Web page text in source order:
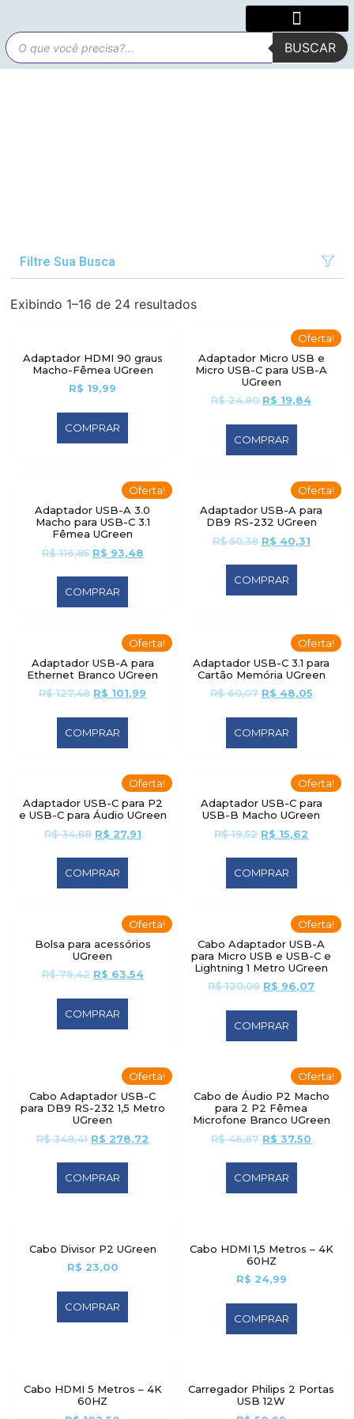
BUSCAR
Filtre Sua Busca
Exibindo 1–16 de 24 resultados
Adaptador HDMI 90 graus
Macho-Fêmea UGreen
R$ 19,99
COMPRAR
Oferta!
Adaptador Micro USB e
Micro USB-C para USB-A
UGreen
R$24,80 R$ 19,84
COMPRAR
Oferta!
Adaptador USB-A 3.0
Macho para USB-C 3.1
Fêmea UGreen
R$116,85 R$ 93,48
COMPRAR
Oferta!
Adaptador USB-A para
DB9 RS-232 UGreen
R$50,38 R$ 40,31
COMPRAR
Oferta!
Adaptador USB-A para
Ethernet Branco UGreen
R$127,48 R$ 101,99
COMPRAR
Oferta!
Adaptador USB-C 3.1 para
Cartão Memória UGreen
R$60,07 R$ 48,05
COMPRAR
Oferta!
Adaptador USB-C para P2
e USB-C para Áudio UGreen
R$34,88 R$ 27,91
COMPRAR
Oferta!
Adaptador USB-C para
USB-B Macho UGreen
R$19,52 R$ 15,62
COMPRAR
Oferta!
Bolsa para acessórios
UGreen
R$79,42 R$ 63,54
COMPRAR
Oferta!
Cabo Adaptador USB-A
para Micro USB e USB-C e
Lightning 1 Metro UGreen
R$120,09 R$ 96,07
COMPRAR
Oferta!
Cabo Adaptador USB-C
para DB9 RS-232 1,5 Metro
UGreen
R$348,41 R$ 278,72
COMPRAR
Oferta!
Cabo de Áudio P2 Macho
para 2 P2 Fêmea
Microfone Branco UGreen
R$46,87 R$ 37,50
COMPRAR
Cabo Divisor P2 UGreen
R$ 23,00
COMPRAR
Cabo HDMI 1,5 Metros – 4K
60HZ
R$ 24,99
COMPRAR
Cabo HDMI 5 Metros – 4K
60HZ
Carregador Philips 2 Portas
USB 12W